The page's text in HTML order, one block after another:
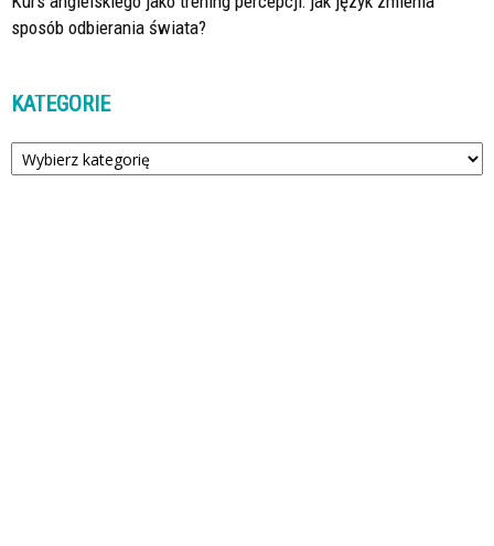
sposób odbierania świata?
KATEGORIE
Kategorie